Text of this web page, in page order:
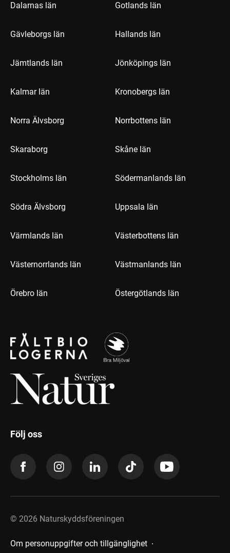
Dalarnas län Gotlands län
Gävleborgs län Hallands län
Jämtlands län Jönköpings län
Kalmar län Kronobergs län
Norra Älvsborg Norrbottens län
Skaraborg Skåne län
Stockholms län Södermanlands län
Södra Älvsborg Uppsala län
Värmlands län Västerbottens län
Västernorrlands län Västmanlands län
Örebro län Östergötlands län
Följ oss
© 2026 Naturskyddsföreningen
Om personuppgifter och tillgänglighet